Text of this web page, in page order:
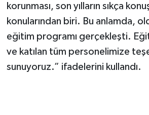
korunması, son yılların sıkça
konularından biri. Bu anlamda,
eğitim programı gerçekleşti.
ve katılan tüm personelimize
sunuyoruz.” ifadelerini kullandı.